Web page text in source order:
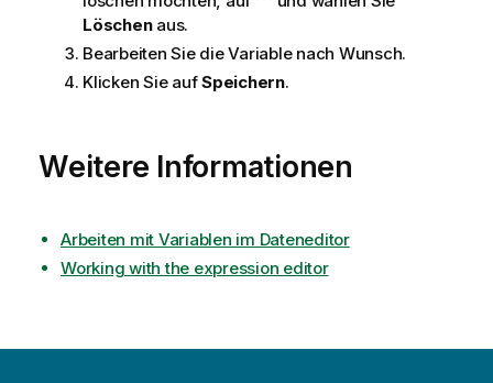
i
w
e
Löschenaus.
Bearbeiten Sie die Variable nach Wunsch.
Klicken Sie aufSpeichern.
Weitere Informationen
Arbeiten mit Variablen im Dateneditor
Working with the expression editor